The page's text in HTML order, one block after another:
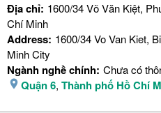
Địa chỉ: 1600/34 Võ Văn Kiệt,
Chí Minh
Address: 1600/34 Vo Van Kiet,
Minh City
Ngành nghề chính: Chưa có
Quận 6, Thành phố Hồ Chí